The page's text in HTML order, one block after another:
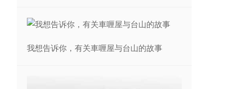
我想告诉你，有关車喱屋与台山的故事